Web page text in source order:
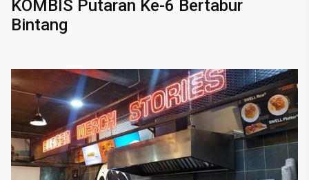
KOMBIS Putaran Ke-6 Bertabur
Bintang